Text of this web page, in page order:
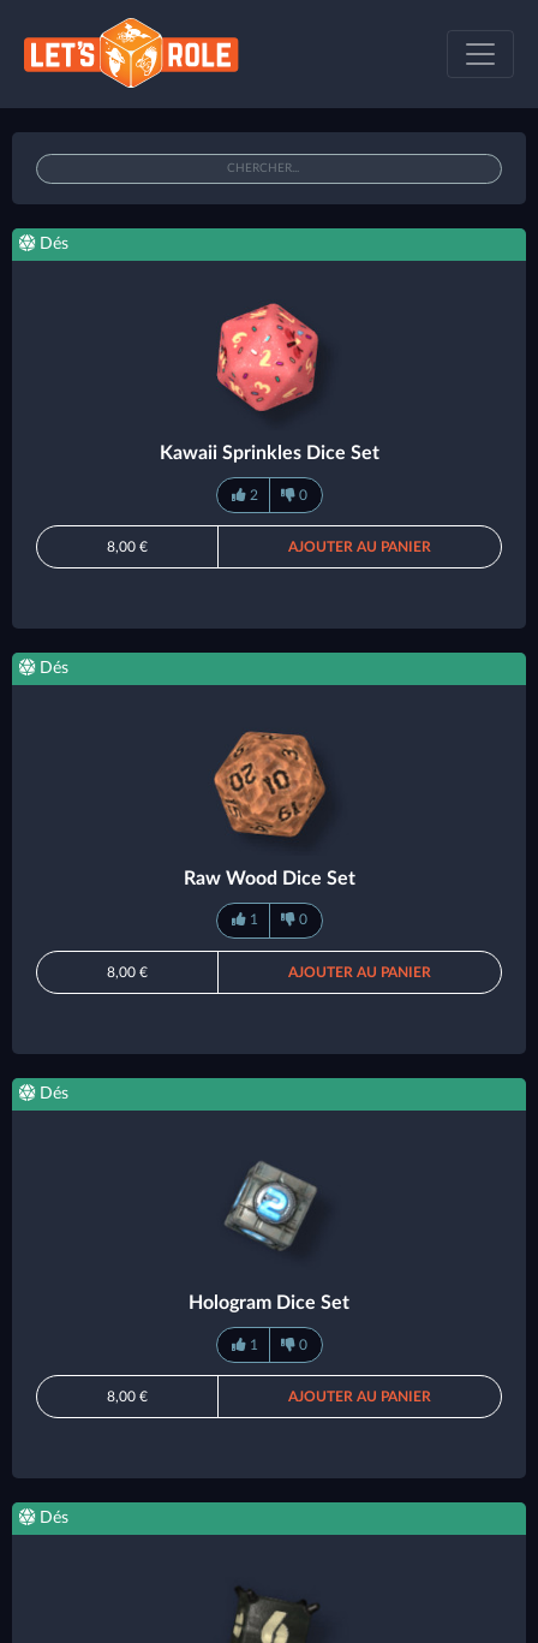
Dés
Kawaii Sprinkles Dice Set
2 0
8,00 € AJOUTER AU PANIER
Dés
Raw Wood Dice Set
1 0
8,00 € AJOUTER AU PANIER
Dés
Hologram Dice Set
1 0
8,00 € AJOUTER AU PANIER
Dés